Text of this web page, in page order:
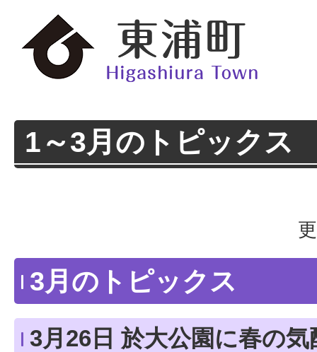
1～3月のトピックス
3月のトピックス
3月26日 於大公園に春の気